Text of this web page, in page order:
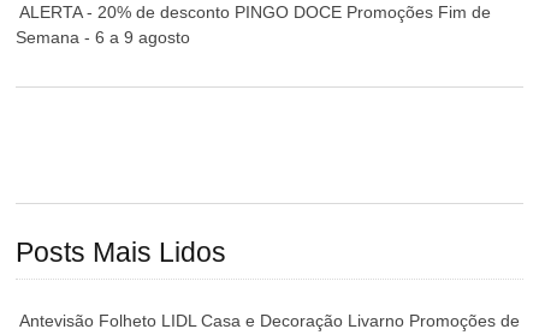
ALERTA - 20% de desconto PINGO DOCE Promoções Fim de
Semana - 6 a 9 agosto
Posts Mais Lidos
Antevisão Folheto LIDL Casa e Decoração Livarno Promoções de